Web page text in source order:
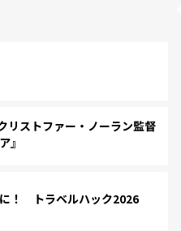
ストファー・ノーラン監督
』
！ トラベルハック2026